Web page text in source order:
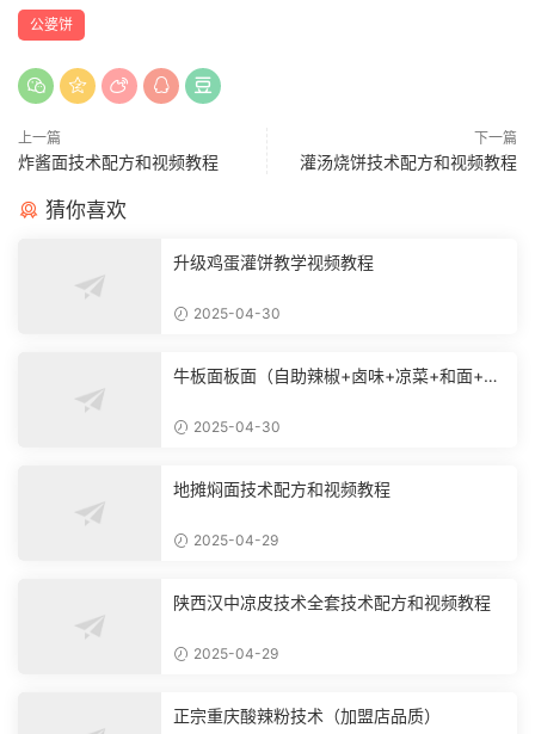
公婆饼
上一篇
炸酱面技术配方和视频教程
下一篇
灌汤烧饼技术配方和视频教程
猜你喜欢
升级鸡蛋灌饼教学视频教程
2025-04-30
牛板面板面（自助辣椒+卤味+凉菜+和面+烙
2025-04-30
地摊焖面技术配方和视频教程
2025-04-29
陕西汉中凉皮技术全套技术配方和视频教程
2025-04-29
正宗重庆酸辣粉技术（加盟店品质）